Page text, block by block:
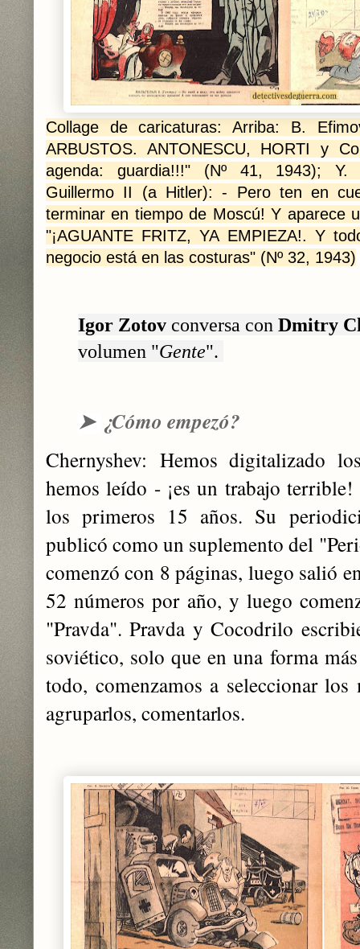
Collage de caricaturas: Arriba: B.
ARBUSTOS. ANTONESCU, HORTI y
agenda: guardia!!!" (Nº 41, 1943); Y.
Guillermo II (a Hitler): - Pero ten en
terminar en tiempo de Moscú! Y aparece
"¡AGUANTE FRITZ, YA EMPIEZA!. Y
negocio está en las costuras" (Nº 32, 1943)
Igor Zotov conversa con Dmitry
volumen "Gente".
➤ ¿Cómo empezó?
Chernyshev: Hemos digitalizado
hemos leído - ¡es un trabajo
los primeros 15 años. Su
publicó como un suplemento del
comenzó con 8 páginas, luego salió
52 números por año, y luego
"Pravda". Pravda y Cocodrilo
soviético, solo que en una forma
todo, comenzamos a seleccionar los
agruparlos, comentarlos.